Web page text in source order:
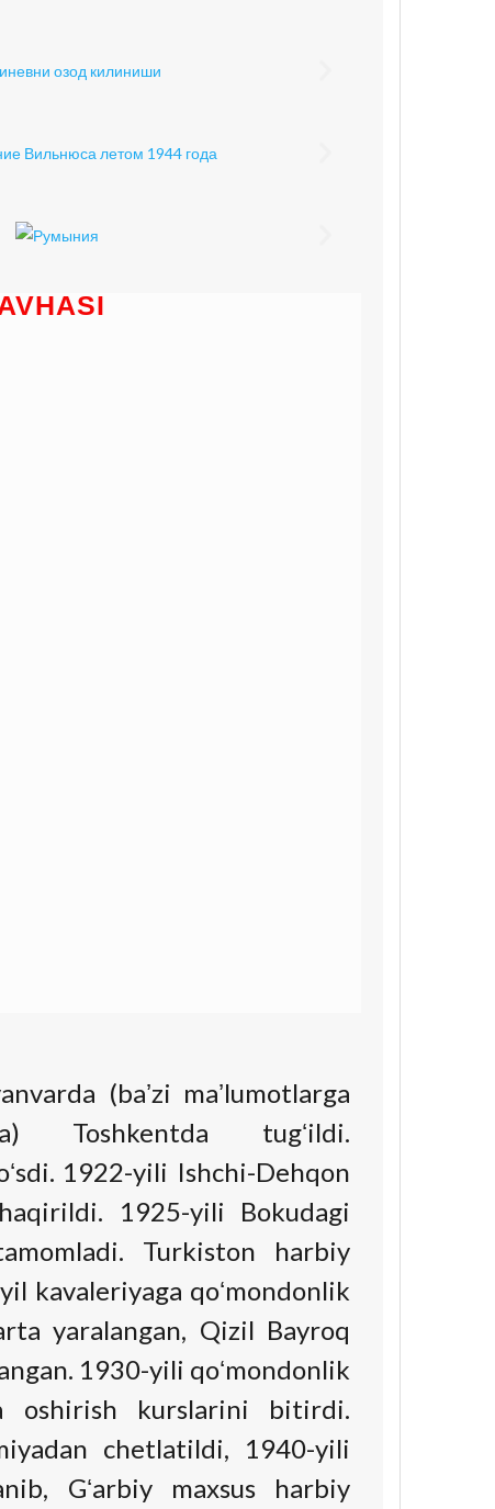
(baʼzi maʼlumotlarga
Toshkentda tugʻildi.
1922-yili Ishchi-Dehqon
1925-yili Bokudagi
Turkiston harbiy
kavaleriyaga qoʻmondonlik
yaralangan, Qizil Bayroq
1930-yili qoʻmondonlik
oshirish kurslarini bitirdi.
chetlatildi, 1940-yili
Gʻarbiy maxsus harbiy